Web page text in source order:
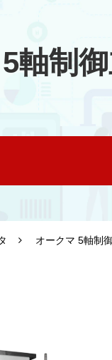
軸制
オークマ 5軸制